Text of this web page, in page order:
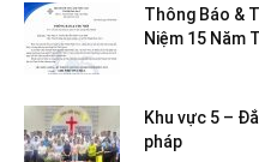
Thông Báo &
Niệm 15 Năm
Khu vực 5 –
pháp